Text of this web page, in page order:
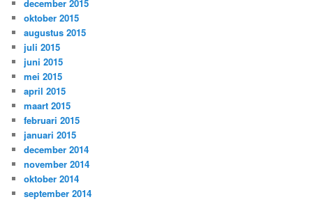
december 2015
oktober 2015
augustus 2015
juli 2015
juni 2015
mei 2015
april 2015
maart 2015
februari 2015
januari 2015
december 2014
november 2014
oktober 2014
september 2014